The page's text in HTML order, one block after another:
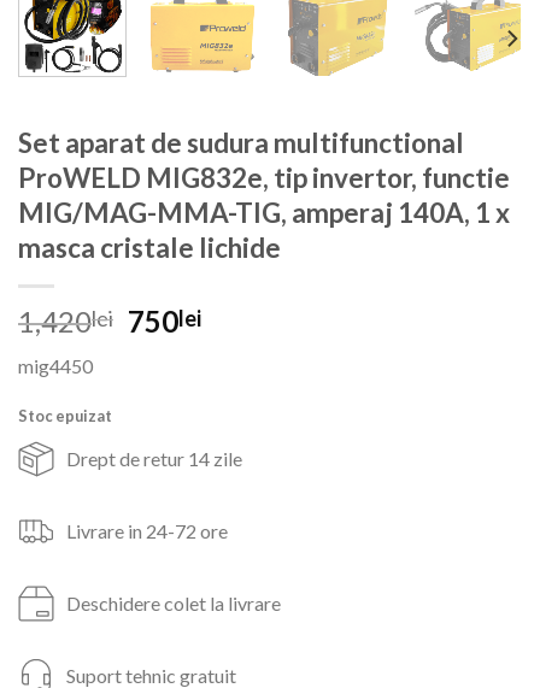
Set aparat de sudura multifunctional
ProWELD MIG832e, tip invertor, functie
MIG/MAG-MMA-TIG, amperaj 140A, 1 x
masca cristale lichide
1,420lei Prețul
750leiPrețul
mig4450
Stoc epuizat
Drept de retur 14 zile
Livrare in 24-72 ore
Deschidere colet la livrare
Suport tehnic gratuit